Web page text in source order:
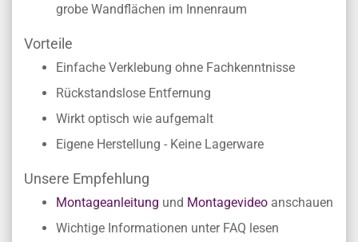
grobe Wandflächen im Innenraum
Vorteile
Einfache Verklebung ohne Fachkenntnisse
Rückstandslose Entfernung
Wirkt optisch wie aufgemalt
Eigene Herstellung - Keine Lagerware
Unsere Empfehlung
Montageanleitung und Montagevideo anschauen
Wichtige Informationen unter FAQ lesen